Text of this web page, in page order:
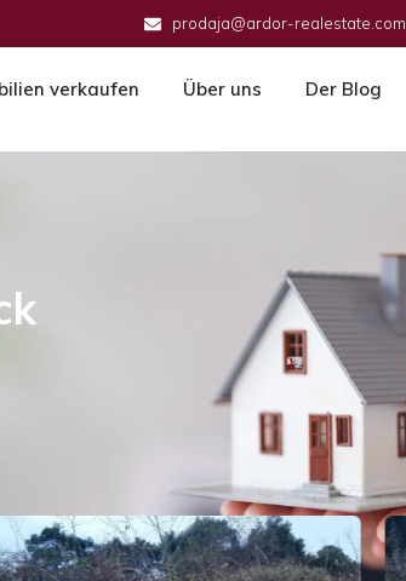
prodaja@ardor-realestate.com
verkaufen Über uns Der Blog